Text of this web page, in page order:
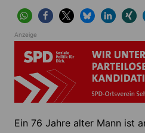
Anzeige
Ein 76 Jahre alter Mann ist